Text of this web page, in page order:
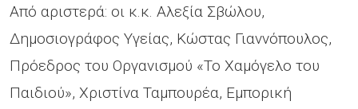
Από αριστερά: οι κ.κ. Αλεξία Σβώλου,
Δημοσιογράφος Υγείας, Κώστας Γιαννόπουλος,
Πρόεδρος του Οργανισμού «Το Χαμόγελο του
Παιδιού», Χριστίνα Ταμπουρέα, Εμπορική